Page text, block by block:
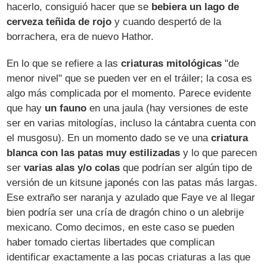
hacerlo, consiguió hacer que se bebiera un lago de
cerveza teñida de rojo y cuando despertó de la
borrachera, era de nuevo Hathor.
En lo que se refiere a lascriaturas mitológicas "de
menor nivel" que se pueden ver en el tráiler; la cosa es
algo más complicada por el momento. Parece evidente
que hay un fauno en una jaula (hay versiones de este
ser en varias mitologías, incluso la cántabra cuenta con
el musgosu). En un momento dado se ve unacriatura
blanca con las patas muy estilizadas y lo que parecen
servarias alas y/o colas que podrían ser algún tipo de
versión de un kitsune japonés con las patas más largas.
Ese extraño ser naranja y azulado que Faye ve al llegar
bien podría ser una cría de dragón chino o un alebrije
mexicano. Como decimos, en este caso se pueden
haber tomado ciertas libertades que complican
identificar exactamente a las pocas criaturas a las que